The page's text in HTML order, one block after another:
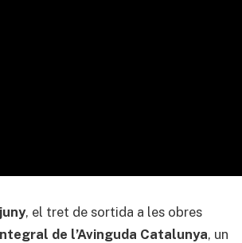
, el tret de sortida a les obres
de l’Avinguda Catalunya, un